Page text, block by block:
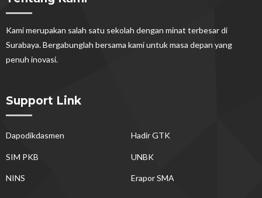
Kami merupakan salah satu sekolah dengan minat terbesar di
Surabaya. Bergabunglah bersama kami untuk masa depan yang
penuh inovasi.
Support Link
Dapodikdasmen Hadir GTK
SIM PKB UNBK
NINS Erapor SMA